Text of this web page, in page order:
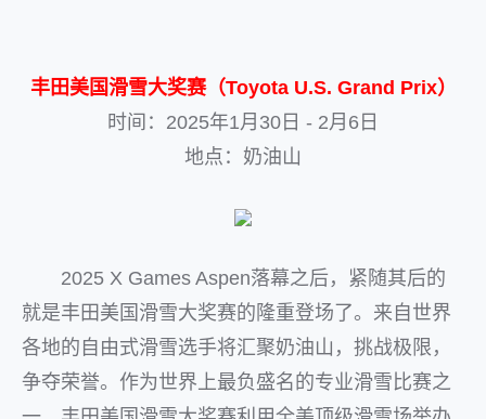
丰田美国滑雪大奖赛（Toyota U.S. Grand Prix）
时间：2025年1月30日 - 2月6日
地点：奶油山
2025 X Games Aspen落幕之后，紧随其后的
就是丰田美国滑雪大奖赛的隆重登场了。来自世界
各地的自由式滑雪选手将汇聚奶油山，挑战极限，
争夺荣誉。作为世界上最负盛名的专业滑雪比赛之